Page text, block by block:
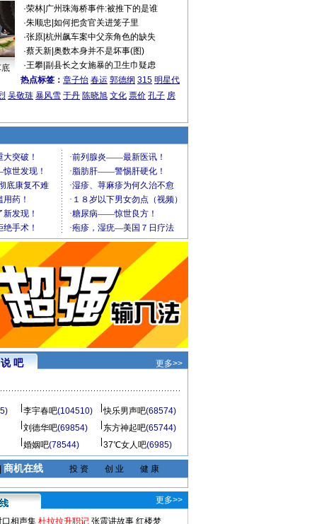
·荣林| 广州珠海桥事件:被推下的是谁
·朱顺忠 如何把贪官关进笼子里
·张原| 杭州飙车案中父亲角色的缺失
·蔡天新| 奥数本身并不是坏事(图)
·王攀| 副县长之女施暴的卫生巾疑虑
热点标签： 章子怡 春运 郭德纲 315 明星代
吴敬琏 暴风雪 于丹 陈晓旭 文化 票价 孔子 房
说 吧 更多>>
李宇春吧(104510) 快乐男声吧(68574)
刘德华吧(69854) 东方神起吧(65744)
婚姻吧(78544) 37℃女人吧(6985)
商机在线 投 资 创 业 健 康
更多>>
口相声集 杜拉拉升职记 张震讲故事 红楼梦